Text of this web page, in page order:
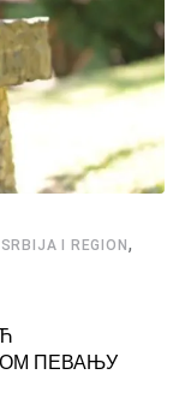
SRBIJA I REGION,
ПЕВАЊУ